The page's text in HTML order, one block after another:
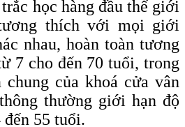
học hàng đầu thế giới
thích với mọi giới
nhau, hoàn toàn tương
7 cho đến 70 tuổi, trong
của khoá cửa vân
thường giới hạn độ
55 tuổi.